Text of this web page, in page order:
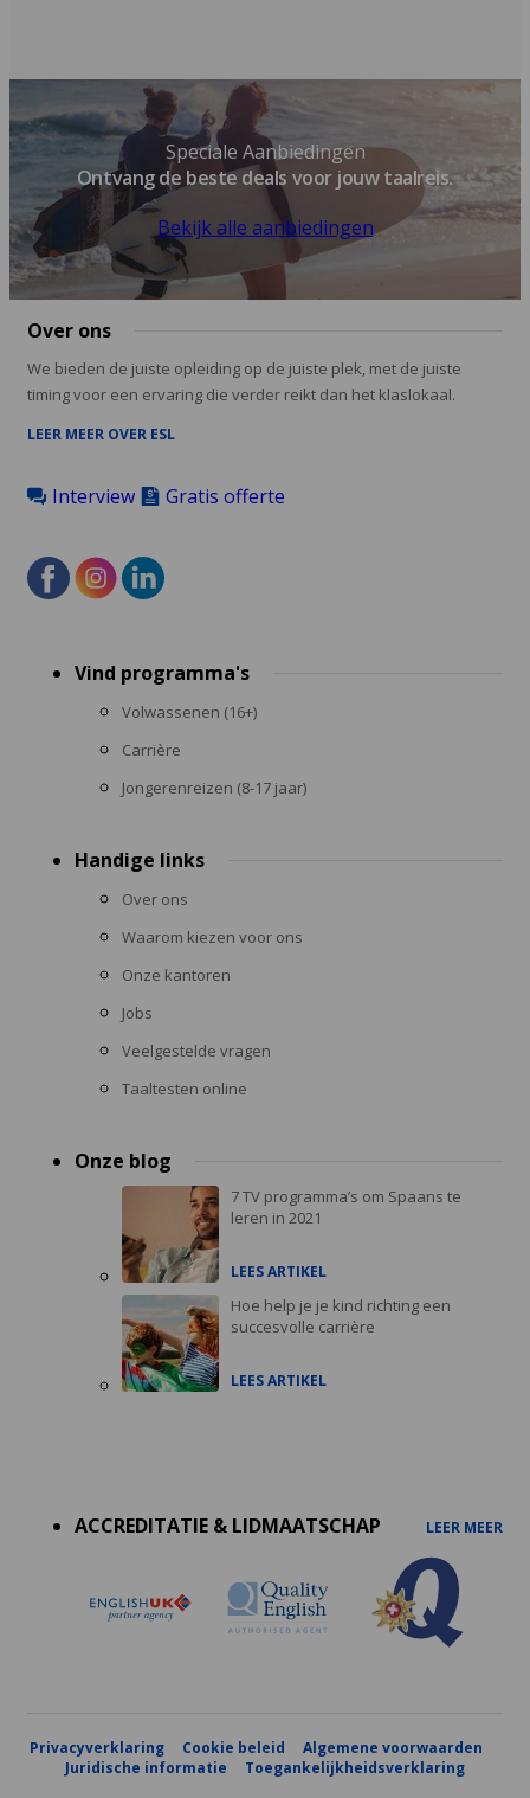
Speciale Aanbiedingen
Ontvang de beste deals voor jouw taalreis.
Bekijk alle aanbiedingen
Over ons
We bieden de juiste opleiding op de juiste plek, met de juiste
timing voor een ervaring die verder reikt dan het klaslokaal.
LEER MEER OVER ESL
Interview Gratis offerte
menuVind programma's
Volwassenen (16+)
Carrière
Jongerenreizen (8-17 jaar)
Handige links
Over ons
Waarom kiezen voor ons
Onze kantoren
Jobs
Veelgestelde vragen
Taaltesten online
Onze blog
7 TV programma’s om Spaans te
leren in 2021
LEES ARTIKEL
Hoe help je je kind richting een
succesvolle carrière
LEES ARTIKEL
ACCREDITATIE & LIDMAATSCHAP
LEER MEER
Privacyverklaring Cookie beleid
Algemene voorwaarden
Juridische informatie
Toegankelijkheidsverklaring